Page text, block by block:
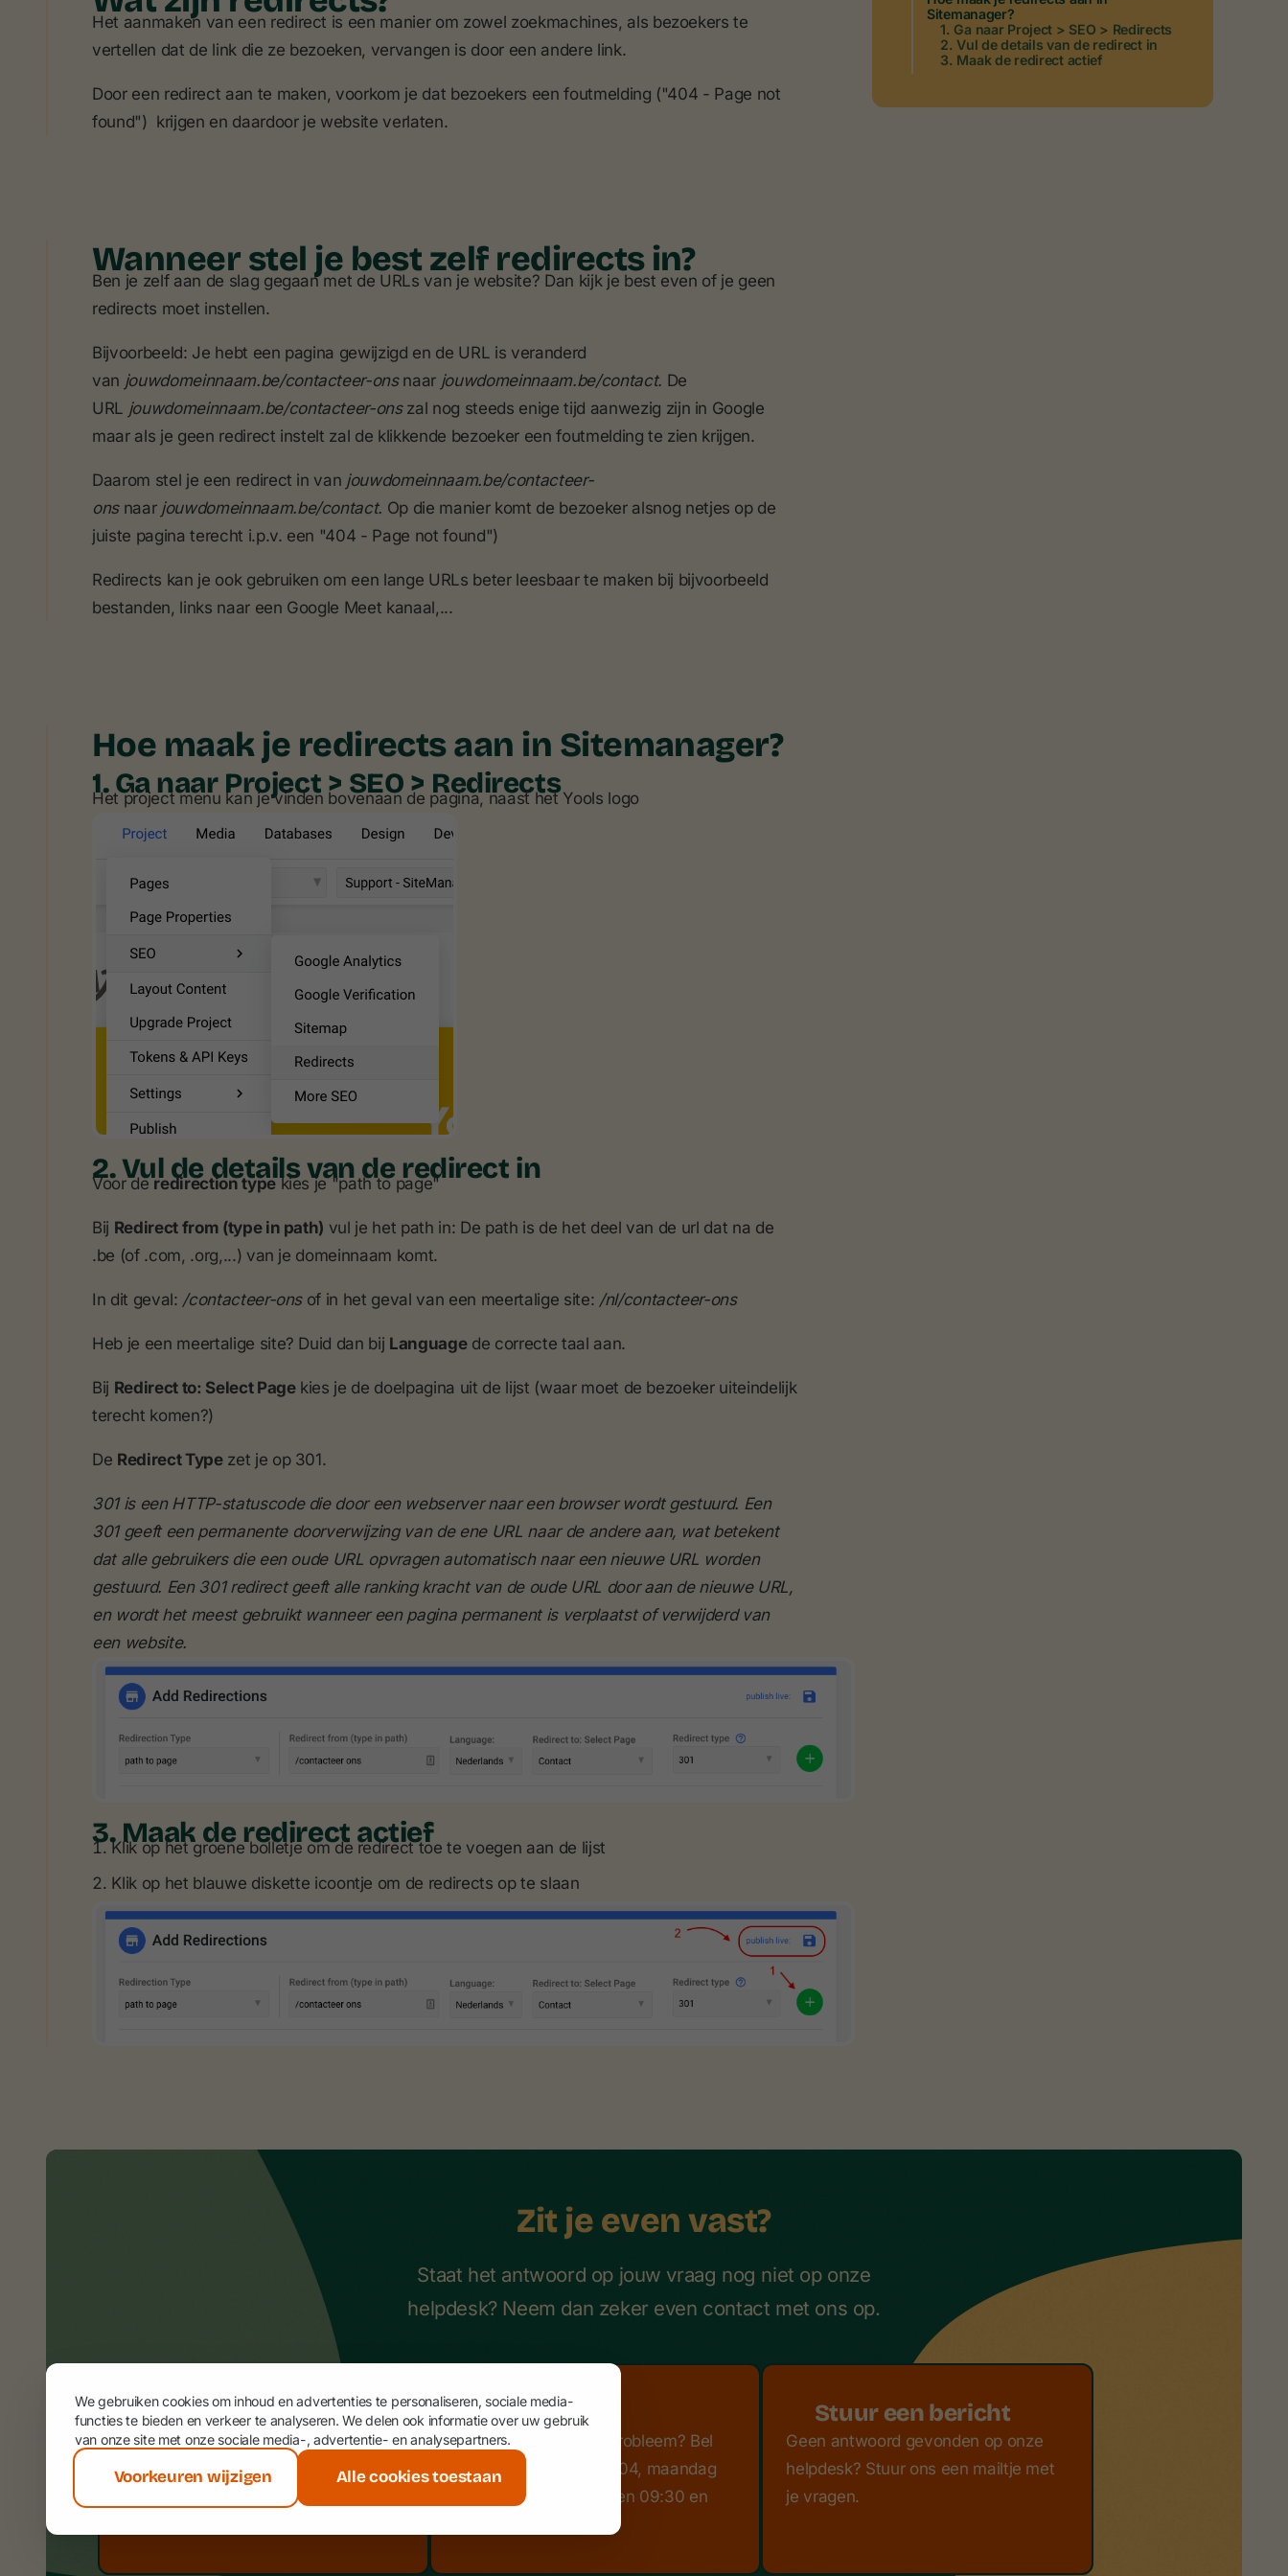
Sitemanager?
1. Ga naar Project > SEO > Redirects
2. Vul de details van de redirect in
3. Maak de redirect actief
Het aanmaken van een redirect is een manier om zowel zoekmachines, als bezoekers te
vertellen dat de link die ze bezoeken, vervangen is door een andere link.
Door een redirect aan te maken, voorkom je dat bezoekers een foutmelding ("404 - Page not
found") krijgen en daardoor je website verlaten.
Wanneer stel je best zelf redirects in?
Ben je zelf aan de slag gegaan met de URLs van je website? Dan kijk je best even of je geen
redirects moet instellen.
Bijvoorbeeld: Je hebt een pagina gewijzigd en de URL is veranderd
van jouwdomeinnaam.be/contacteer-ons naar jouwdomeinnaam.be/contact. De
URL jouwdomeinnaam.be/contacteer-ons zal nog steeds enige tijd aanwezig zijn in Google
maar als je geen redirect instelt zal de klikkende bezoeker een foutmelding te zien krijgen.
Daarom stel je een redirect in van jouwdomeinnaam.be/contacteer-
onsnaar jouwdomeinnaam.be/contact. Op die manier komt de bezoeker alsnog netjes op de
juiste pagina terecht i.p.v. een "404 - Page not found")
Redirects kan je ook gebruiken om een lange URLs beter leesbaar te maken bij bijvoorbeeld
bestanden, links naar een Google Meet kanaal,...
Hoe maak je redirects aan in Sitemanager?
1. Ga naar Project > SEO > Redirects
Het project menu kan je vinden bovenaan de pagina, naast het Yools logo
2. Vul de details van de redirect in
Voor deredirection typekies je "path to page"
Bij Redirect from (type in path) vul je het path in: De path is de het deel van de url dat na de
.be (of .com, .org,...) van je domeinnaam komt.
In dit geval: /contacteer-onsof in het geval van een meertalige site: /nl/contacteer-ons
Heb je een meertalige site? Duid dan bij Languagede correcte taal aan.
Bij Redirect to: Select Pagekies je de doelpagina uit de lijst (waar moet de bezoeker uiteindelijk
terecht komen?)
De Redirect Typezet je op 301.
301 is een HTTP-statuscode die door een webserver naar een browser wordt gestuurd. Een
301 geeft een permanente doorverwijzing van de ene URL naar de andere aan, wat betekent
dat alle gebruikers die een oude URL opvragen automatisch naar een nieuwe URL worden
gestuurd. Een 301 redirect geeft alle ranking kracht van de oude URL door aan de nieuwe URL,
en wordt het meest gebruikt wanneer een pagina permanent is verplaatst of verwijderd van
een website.
3. Maak de redirect actief
Klik op het groene bolletje om de redirect toe te voegen aan de lijst
Klik op het blauwe diskette icoontje om de redirects op te slaan
Zit je even vast?
Staat het antwoord op jouw vraag nog niet op onze
helpdesk? Neem dan zeker even contact met ons op.
Maak een afspraak
Selecteer een datum een uur naar
keuze om een online afspraak met
Yools support in te plannen.
Bel ons op
Heb je een dringend probleem? Bel
ons op via 02 840 20 04, maandag
t.e.m. donderdag tussen 09:30 en
Stuur een bericht
Geen antwoord gevonden op onze
helpdesk? Stuur ons een mailtje met
je vragen.
We gebruiken cookies om inhoud en advertenties te personaliseren, sociale media-
functies te bieden en verkeer te analyseren. We delen ook informatie over uw gebruik
van onze site met onze sociale media-, advertentie- en analysepartners.
Voorkeuren wijzigen Alle cookies toestaan